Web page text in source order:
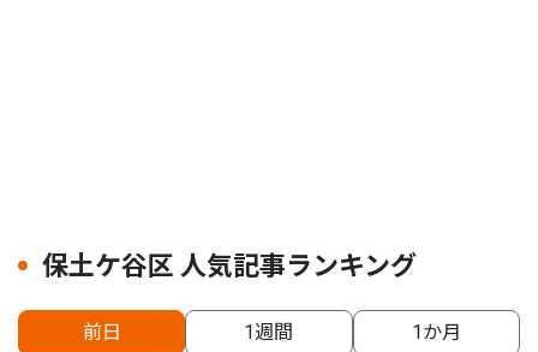
保土ケ谷区 人気記事ランキング
前日 1週間 1か月